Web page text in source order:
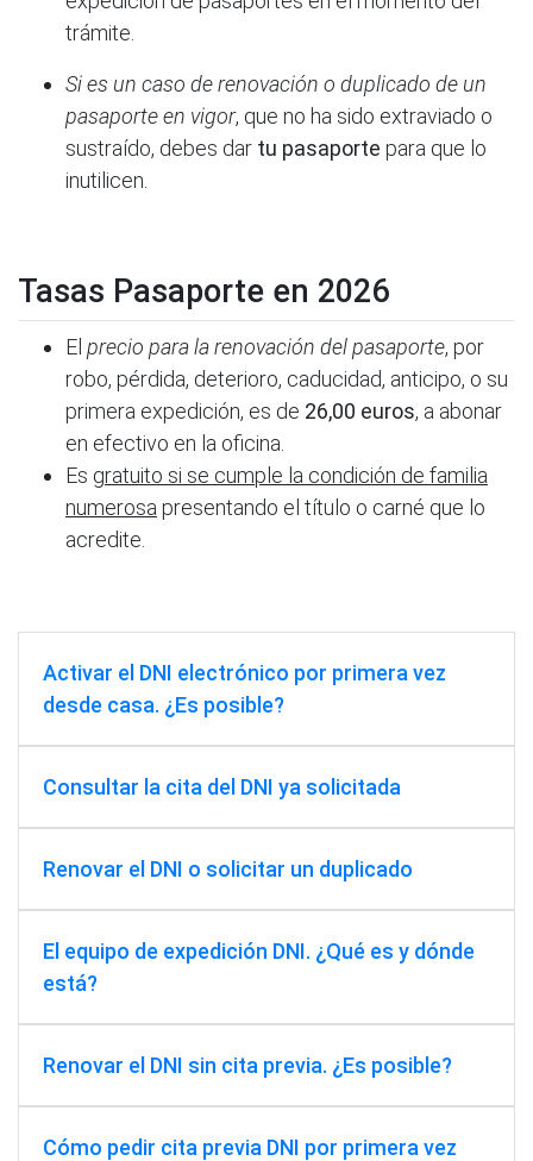
trámite.
Si es un caso de renovación o duplicado de un
pasaporte en vigor, que no ha sido extraviado o
sustraído, debes dar tu pasaporte para que lo
inutilicen.
Tasas Pasaporte en 2026
El precio para la renovación del pasaporte, por
robo, pérdida, deterioro, caducidad, anticipo, o su
primera expedición, es de 26,00 euros, a abonar
en efectivo en la oficina.
Es gratuito si se cumple la condición de familia
numerosa presentando el título o carné que lo
acredite.
Activar el DNI electrónico por primera vez
desde casa. ¿Es posible?
Consultar la cita del DNI ya solicitada
Renovar el DNI o solicitar un duplicado
El equipo de expedición DNI. ¿Qué es y dónde
está?
Renovar el DNI sin cita previa. ¿Es posible?
Cómo pedir cita previa DNI por primera vez